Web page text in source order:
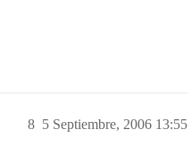
5 Septiembre, 2006 13:55
8